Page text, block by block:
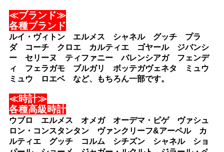
≪ブランド≫
各種ブランド
ルイ・ヴィトン エルメス シャネル グッチ プラ
ダ コーチ クロエ カルティエ ゴヤール ジバンシ
ー セリーヌ ティファニー バレンシアガ フェンデ
ィ フェラガモ ブルガリ ボッテガヴェネタ ミュウ
ミュウ ロエベ など、もちろん一部です。
≪時計≫
各種高級時計
ウブロ エルメス オメガ オーデマ・ピゲ ヴァシュ
ロン・コンスタンタン ヴァンクリーフ&アーペル カ
ルティエ グッチ コルム シチズン シャネル ショ